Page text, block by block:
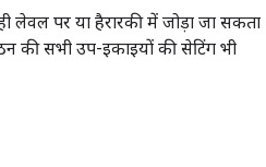
लेवल पर या हैरारकी में जोड़ा जा सकता
की सभी उप-इकाइयों की सेटिंग भी